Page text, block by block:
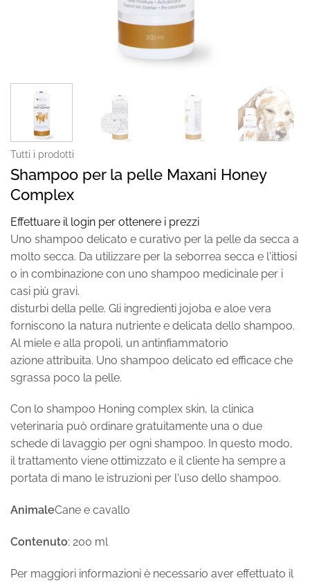
Tutti i prodotti
Shampoo per la pelle Maxani Honey
Complex
Effettuare il login per ottenere i prezzi
Uno shampoo delicato e curativo per la pelle da secca a
molto secca. Da utilizzare per la seborrea secca e l'ittiosi
o in combinazione con uno shampoo medicinale per i
casi più gravi.
disturbi della pelle. Gli ingredienti jojoba e aloe vera
forniscono la natura nutriente e delicata dello shampoo.
Al miele e alla propoli, un antinfiammatorio
azione attribuita. Uno shampoo delicato ed efficace che
sgrassa poco la pelle.
Con lo shampoo Honing complex skin, la clinica
veterinaria può ordinare gratuitamente una o due
schede di lavaggio per ogni shampoo. In questo modo,
il trattamento viene ottimizzato e il cliente ha sempre a
portata di mano le istruzioni per l'uso dello shampoo.
AnimaleCane e cavallo
Contenuto: 200 ml
Per maggiori informazioni è necessario aver effettuato il